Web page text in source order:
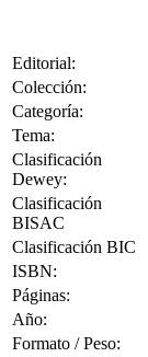
Editorial:
Colección:
Categoría:
Tema:
Clasificación
Dewey:
Clasificación
BISAC
Clasificación BIC
ISBN:
Páginas:
Año:
Formato / Peso: